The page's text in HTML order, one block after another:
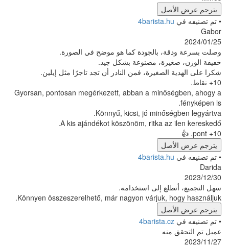
بالجودة كما هو موضح في الصورة.
مصنوعة بشكل جيد.
فمن النادر أن تجد تاجرًا مثل إيلين.
Gyorsan, pontosan megérkezett, abban a
Könnyű, kicsi, jó
A kis ajándékot köszönöm, ritka
إلى استخدامه.
Könnyen összeszerelhető, már nagyon